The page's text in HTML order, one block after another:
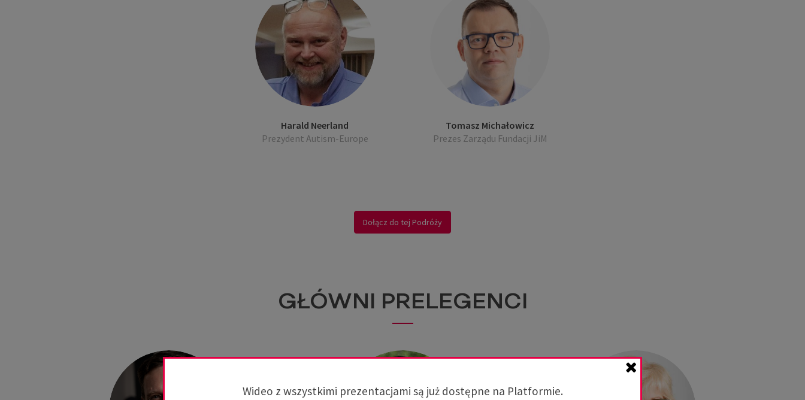
Harald Neerland
Prezydent Autism-Europe
Tomasz Michałowicz
Prezes Zarządu Fundacji JiM
Dołącz do tej Podróży
GŁÓWNI PRELEGENCI
Wideo z wszystkimi prezentacjami są już dostępne na Platformie.